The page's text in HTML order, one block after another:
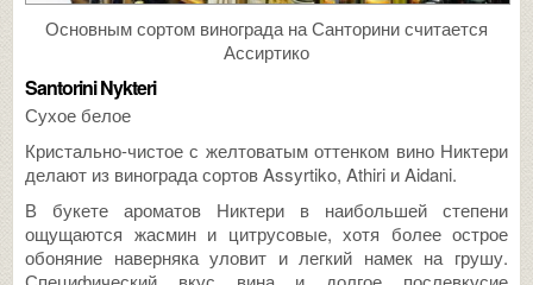
Основным сортом винограда на Санторини считается
Ассиртико
Santorini Nykteri
Сухое белое
Кристально-чистое с желтоватым оттенком вино Никтери
делают из винограда сортов Assyrtiko, Athiri и Aidani.
В букете ароматов Никтери в наибольшей степени
ощущаются жасмин и цитрусовые, хотя более острое
обоняние наверняка уловит и легкий намек на грушу.